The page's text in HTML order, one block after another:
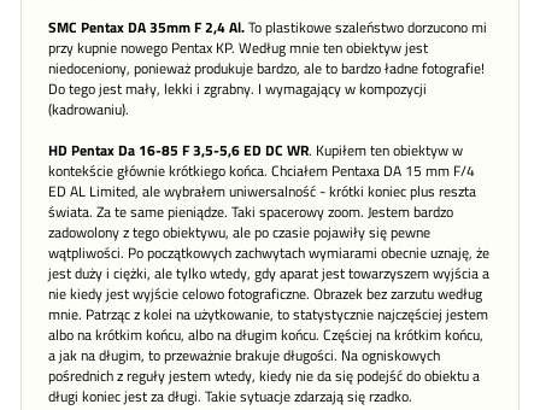
SMC Pentax DA 35mm F 2,4 Al.To plastikowe szaleństwo dorzucono mi
przy kupnie nowego Pentax KP. Według mnie ten obiektyw jest
niedoceniony, ponieważ produkuje bardzo, ale to bardzo ładne fotografie!
Do tego jest mały, lekki i zgrabny. I wymagający w kompozycji
(kadrowaniu).
HD Pentax Da 16-85 F 3,5-5,6 ED DC WR. Kupiłem ten obiektyw w
kontekście głównie krótkiego końca. Chciałem Pentaxa DA 15 mm F/4
ED AL Limited, ale wybrałem uniwersalność - krótki koniec plus reszta
świata. Za te same pieniądze. Taki spacerowy zoom. Jestem bardzo
zadowolony z tego obiektywu, ale po czasie pojawiły się pewne
wątpliwości. Po początkowych zachwytach wymiarami obecnie uznaję, że
jest duży i ciężki, ale tylko wtedy, gdy aparat jest towarzyszem wyjścia a
nie kiedy jest wyjście celowo fotograficzne. Obrazek bez zarzutu według
mnie. Patrząc z kolei na użytkowanie, to statystycznie najczęściej jestem
albo na krótkim końcu, albo na długim końcu. Częściej na krótkim końcu,
a jak na długim, to przeważnie brakuje długości. Na ogniskowych
pośrednich z reguły jestem wtedy, kiedy nie da się podejść do obiektu a
długi koniec jest za długi. Takie sytuacje zdarzają się rzadko.